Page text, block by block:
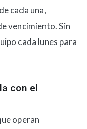
cada una,
vencimiento. Sin
cada lunes para
con el
operan